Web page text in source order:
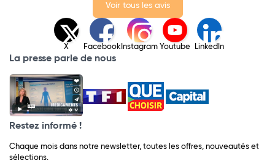
Voir tous les avis
X Facebook Instagram Youtube LinkedIn
La presse parle de nous
Restez informé !
Chaque mois dans notre newsletter, toutes les offres, nouveautés et
sélections.